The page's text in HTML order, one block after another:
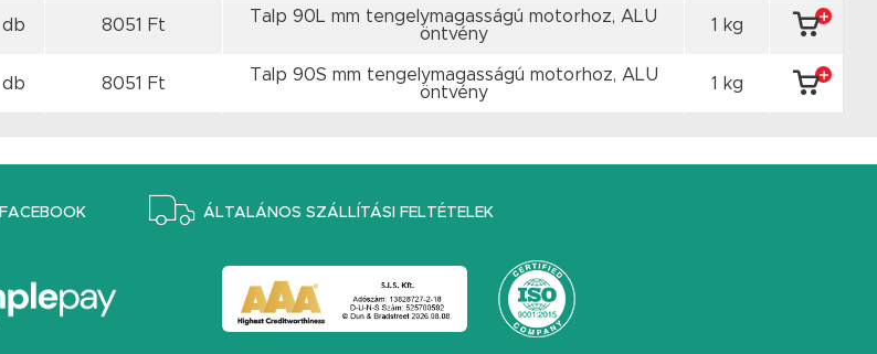
db 8051 Ft
Talp 90L mm tengelymagasságú motorhoz, ALU
öntvény
1 kg
db 8051 Ft
Talp 90S mm tengelymagasságú motorhoz, ALU
öntvény
1 kg
FACEBOOK ÁLTALÁNOS SZÁLLÍTÁSI FELTÉTELEK